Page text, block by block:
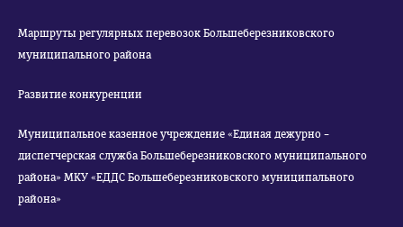
Маршруты регулярных перевозок Большеберезниковского
муниципального района
Развитие конкуренции
Муниципальное казенное учреждение «Единая дежурно –
диспетчерская служба Большеберезниковского муниципального
района» МКУ «ЕДДС Большеберезниковского муниципального
района»